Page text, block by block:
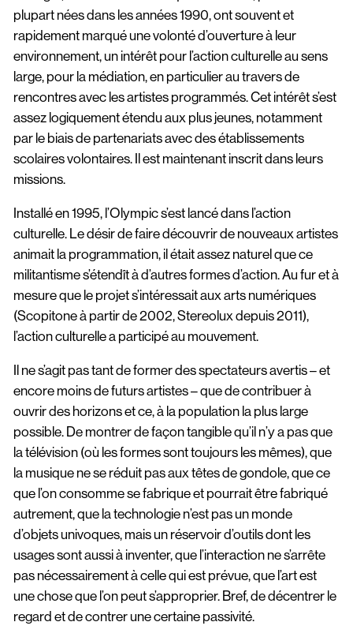
plupart nées dans les années 1990, ont souvent et
rapidement marqué une volonté d’ouverture à leur
environnement, un intérêt pour l’action culturelle au sens
large, pour la médiation, en particulier au travers de
rencontres avec les artistes programmés. Cet intérêt s’est
assez logiquement étendu aux plus jeunes, notamment
par le biais de partenariats avec des établissements
scolaires volontaires. Il est maintenant inscrit dans leurs
missions.
Installé en 1995, l’Olympic s’est lancé dans l’action
culturelle. Le désir de faire découvrir de nouveaux artistes
animait la programmation, il était assez naturel que ce
militantisme s’étendît à d’autres formes d’action. Au fur et à
mesure que le projet s’intéressait aux arts numériques
(Scopitone à partir de 2002, Stereolux depuis 2011),
l’action culturelle a participé au mouvement.
Il ne s’agit pas tant de former des spectateurs avertis – et
encore moins de futurs artistes – que de contribuer à
ouvrir des horizons et ce, à la population la plus large
possible. De montrer de façon tangible qu’il n’y a pas que
la télévision (où les formes sont toujours les mêmes), que
la musique ne se réduit pas aux têtes de gondole, que ce
que l’on consomme se fabrique et pourrait être fabriqué
autrement, que la technologie n’est pas un monde
d’objets univoques, mais un réservoir d’outils dont les
usages sont aussi à inventer, que l’interaction ne s’arrête
pas nécessairement à celle qui est prévue, que l’art est
une chose que l’on peut s’approprier. Bref, de décentrer le
regard et de contrer une certaine passivité.